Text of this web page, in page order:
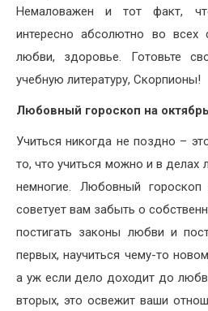
Немаловажен и тот факт,
интересно абсолютно во всех
любви, здоровье. Готовьте
учебную литературу, Скорпионы!
Любовный гороскоп на
Учиться никогда не поздно –
то, что учиться можно и в
немногие. Любовный
советует вам забыть о
постигать законы любви и
первых, научиться чему-то
а уж если дело доходит до
вторых, это освежит ваши